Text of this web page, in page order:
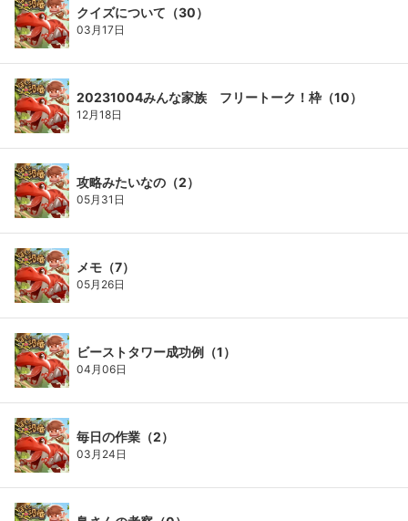
クイズについて（30）
03月17日
20231004みんな家族 フリートーク！枠（10）
12月18日
攻略みたいなの（2）
05月31日
メモ（7）
05月26日
ビーストタワー成功例（1）
04月06日
毎日の作業（2）
03月24日